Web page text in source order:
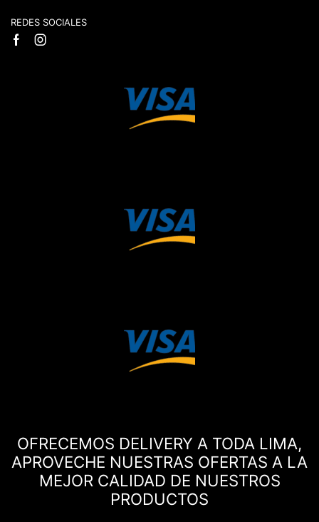
REDES SOCIALES
FacebookInstagram
OFRECEMOS DELIVERY A TODA LIMA,
APROVECHE NUESTRAS OFERTAS A LA
MEJOR CALIDAD DE NUESTROS
PRODUCTOS